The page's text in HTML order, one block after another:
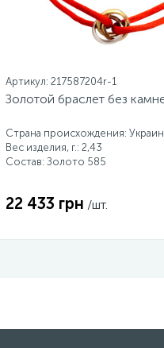
Артикул: 217587204r-1
Золотой браслет без
Страна происхождения:
Вес изделия, г.: 2,43
Состав: Золото 585
22 433 грн /шт.